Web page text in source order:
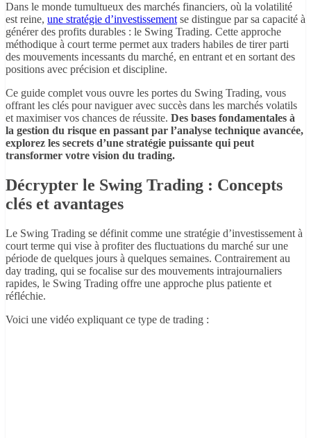
Dans le monde tumultueux des marchés financiers, où la volatilité
est reine, une stratégie d’investissement se distingue par sa capacité à
générer des profits durables : le Swing Trading. Cette approche
méthodique à court terme permet aux traders habiles de tirer parti
des mouvements incessants du marché, en entrant et en sortant des
positions avec précision et discipline.
Ce guide complet vous ouvre les portes du Swing Trading, vous
offrant les clés pour naviguer avec succès dans les marchés volatils
et maximiser vos chances de réussite. Des bases fondamentales à
la gestion du risque en passant par l’analyse technique avancée,
explorez les secrets d’une stratégie puissante qui peut
transformer votre vision du trading.
Décrypter le Swing Trading : Concepts
clés et avantages
Le Swing Trading se définit comme une stratégie d’investissement à
court terme qui vise à profiter des fluctuations du marché sur une
période de quelques jours à quelques semaines. Contrairement au
day trading, qui se focalise sur des mouvements intrajournaliers
rapides, le Swing Trading offre une approche plus patiente et
réfléchie.
Voici une vidéo expliquant ce type de trading :